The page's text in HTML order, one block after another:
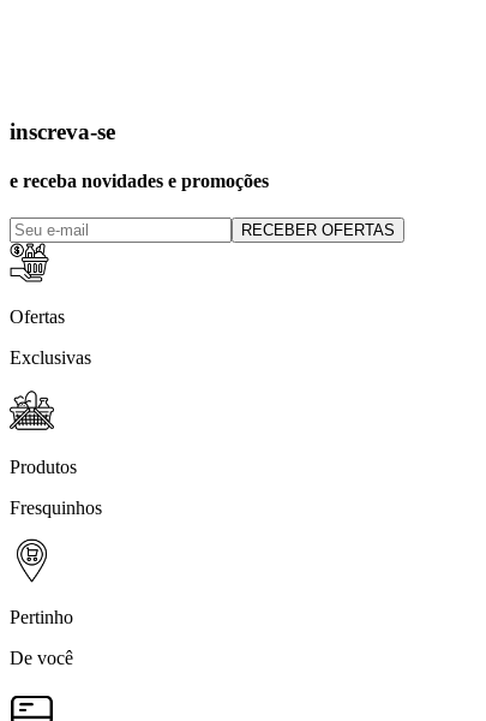
inscreva-se
e receba novidades e promoções
RECEBER OFERTAS
Ofertas
Exclusivas
Produtos
Fresquinhos
Pertinho
De você